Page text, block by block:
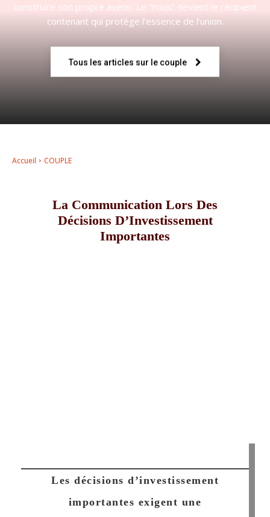
–
construire son propre avenir. Le “nous” devient le récipient
contenant qui protège l’essence de l’union.
Tous les articles sur le couple
Accueil COUPLE
La Communication Lors Des
Décisions D’Investissement
Importantes
Les décisions d’investissement
importantes exigent une